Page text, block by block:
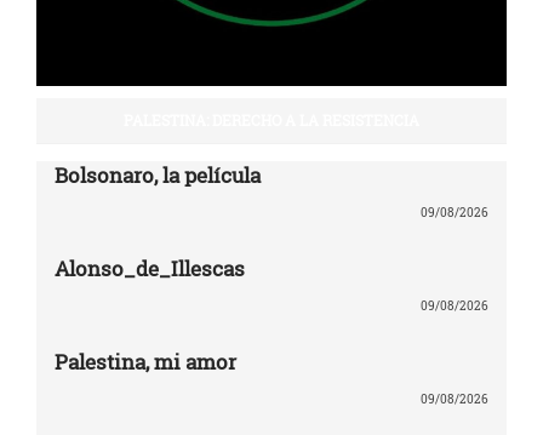
Bolsonaro, la película
09/08/2026
Alonso_de_Illescas
09/08/2026
Palestina, mi amor
09/08/2026